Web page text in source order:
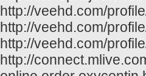
http://veehd.com/
http://veehd.com/
http://veehd.com/
http://